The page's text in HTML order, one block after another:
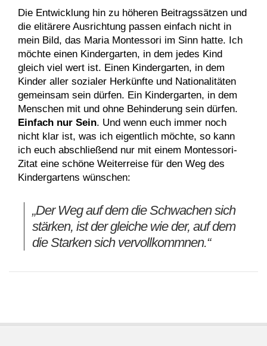
Die Entwicklung hin zu höheren Beitragssätzen und
die elitärere Ausrichtung passen einfach nicht in
mein Bild, das Maria Montessori im Sinn hatte. Ich
möchte einen Kindergarten, in dem jedes Kind
gleich viel wert ist. Einen Kindergarten, in dem
Kinder aller sozialer Herkünfte und Nationalitäten
gemeinsam sein dürfen. Ein Kindergarten, in dem
Menschen mit und ohne Behinderung sein dürfen.
Einfach nur Sein. Und wenn euch immer noch
nicht klar ist, was ich eigentlich möchte, so kann
ich euch abschließend nur mit einem Montessori-
Zitat eine schöne Weiterreise für den Weg des
Kindergartens wünschen:
„Der Weg auf dem die Schwachen sich
stärken, ist der gleiche wie der, auf dem
die Starken sich vervollkommnen.“